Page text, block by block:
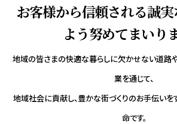
お客様から信頼される誠
よう努めてまいりま
地域の皆さまの快適な暮らしに欠かせない道路
業を通じて、
地域社会に貢献し、豊かな街づくりのお手伝い
命です。